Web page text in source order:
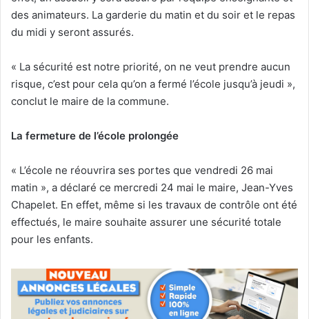
des animateurs. La garderie du matin et du soir et le repas
du midi y seront assurés.
« La sécurité est notre priorité, on ne veut prendre aucun
risque, c’est pour cela qu’on a fermé l’école jusqu’à jeudi »,
conclut le maire de la commune.
La fermeture de l’école prolongée
« L’école ne réouvrira ses portes que vendredi 26 mai
matin », a déclaré ce mercredi 24 mai le maire, Jean-Yves
Chapelet. En effet, même si les travaux de contrôle ont été
effectués, le maire souhaite assurer une sécurité totale
pour les enfants.